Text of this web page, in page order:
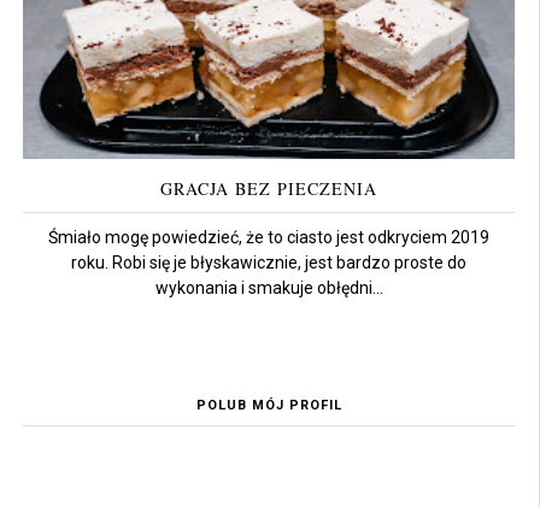
GRACJA BEZ PIECZENIA
Śmiało mogę powiedzieć, że to ciasto jest odkryciem 2019
roku. Robi się je błyskawicznie, jest bardzo proste do
wykonania i smakuje obłędni...
POLUB MÓJ PROFIL